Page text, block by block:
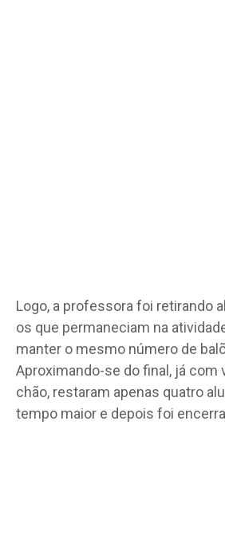
Logo, a professora foi retirando
os que permaneciam na
manter o mesmo número de
Aproximando-se do final, já com
chão, restaram apenas quatro
tempo maior e depois foi